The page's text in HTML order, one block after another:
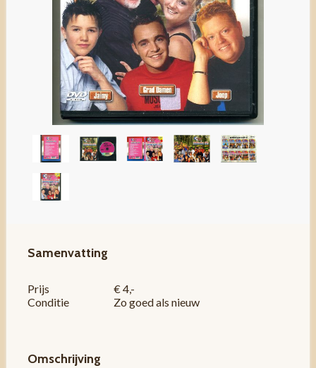
Samenvatting
Prijs
€ 4,-
Conditie
Zo goed als nieuw
Omschrijving